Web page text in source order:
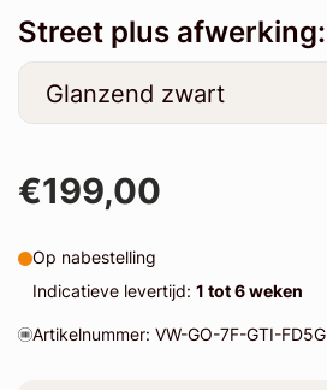
Street plus afwerking:
€199,00
Op nabestelling
Indicatieve levertijd: 1 tot 6 weken
Artikelnummer: VW-GO-7F-GTI-FD5G